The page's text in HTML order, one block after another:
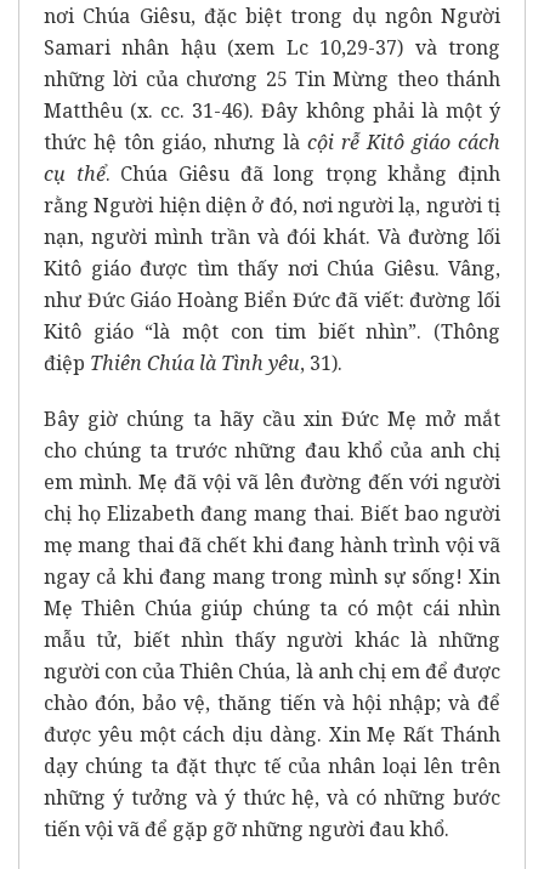
nơi Chúa Giêsu, đặc biệt trong dụ ngôn Người
Samari nhân hậu (xem Lc 10,29-37) và trong
những lời của chương 25 Tin Mừng theo thánh
Matthêu (x. cc. 31-46). Đây không phải là một ý
thức hệ tôn giáo, nhưng là cội rễ Kitô giáo cách
cụ thể. Chúa Giêsu đã long trọng khẳng định
rằng Người hiện diện ở đó, nơi người lạ, người tị
nạn, người mình trần và đói khát. Và đường lối
Kitô giáo được tìm thấy nơi Chúa Giêsu. Vâng,
như Đức Giáo Hoàng Biển Đức đã viết: đường lối
Kitô giáo “là một con tim biết nhìn”. (Thông
điệp Thiên Chúa là Tình yêu, 31).
Bây giờ chúng ta hãy cầu xin Đức Mẹ mở mắt
cho chúng ta trước những đau khổ của anh chị
em mình. Mẹ đã vội vã lên đường đến với người
chị họ Elizabeth đang mang thai. Biết bao người
mẹ mang thai đã chết khi đang hành trình vội vã
ngay cả khi đang mang trong mình sự sống! Xin
Mẹ Thiên Chúa giúp chúng ta có một cái nhìn
mẫu tử, biết nhìn thấy người khác là những
người con của Thiên Chúa, là anh chị em để được
chào đón, bảo vệ, thăng tiến và hội nhập; và để
được yêu một cách dịu dàng. Xin Mẹ Rất Thánh
dạy chúng ta đặt thực tế của nhân loại lên trên
những ý tưởng và ý thức hệ, và có những bước
tiến vội vã để gặp gỡ những người đau khổ.